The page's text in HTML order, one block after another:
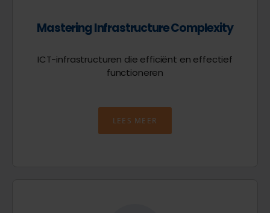
Mastering Infrastructure Complexity
ICT-infrastructuren die efficiënt en effectief
functioneren
LEES MEER